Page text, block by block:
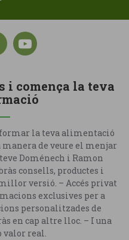
i comença la teva
la teva alimentació
de veure el menjar
Doménech i Ramon
consells, productes i
versió. – Accés privat
exclusives per a
personalitzades de
en cap altre lloc. – I una
valor real.